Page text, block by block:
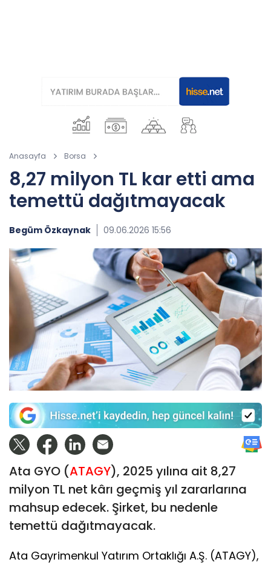
Anasayfa Borsa
8,27 milyon TL kar etti ama
temettü dağıtmayacak
Begüm Özkaynak 09.06.2026 15:56
Ata GYO (ATAGY), 2025 yılına ait 8,27
milyon TL net kârı geçmiş yıl zararlarına
mahsup edecek. Şirket, bu nedenle
temettü dağıtmayacak.
Ata Gayrimenkul Yatırım Ortaklığı A.Ş. (ATAGY),